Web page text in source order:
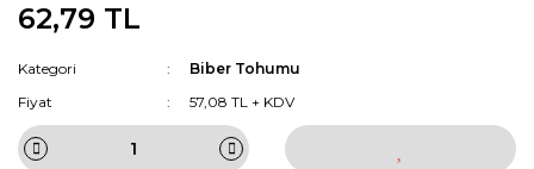
62,79 TL
Kategori
Biber Tohumu
Fiyat
57,08 TL + KDV